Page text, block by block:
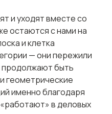
и уходят вместе со
остаются с нами на
и клетка
— они пережили
быть
геометрические
именно благодаря
в деловых